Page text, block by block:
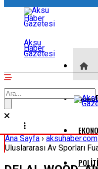
Aksu
Haber
Gazetesi
Ana Sayfa›aksuhaber.com
Uluslararası Av Sporları